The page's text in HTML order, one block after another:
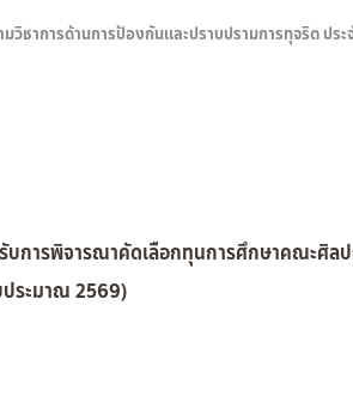
มวิชาการด้านการป้องกันและปราบปรามการทุจริต ป
รับการพิจารณาคัดเลือกทุนการศึกษาคณะศิ
ระมาณ 2569)